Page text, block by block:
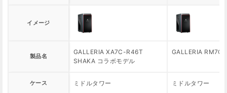
イメージ
製品名
GALLERIA XA7C-R46T
SHAKA コラボモデル
GALLERIA
ケース ミドルタワー ミドルタワー